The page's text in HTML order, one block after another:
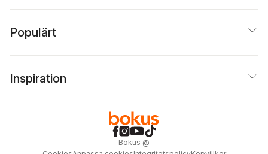
Populärt
Inspiration
Bokus @